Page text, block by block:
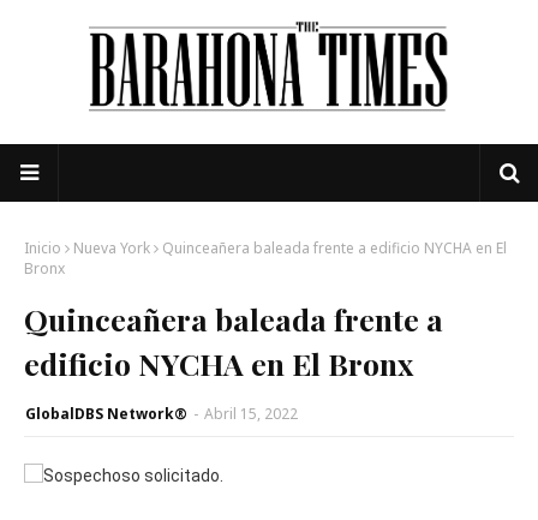
Inicio Nueva York
Quinceañera baleada frente a edificio NYCHA en El
Bronx
Quinceañera baleada frente a
edificio NYCHA en El Bronx
GlobalDBS Network® - Abril 15, 2022